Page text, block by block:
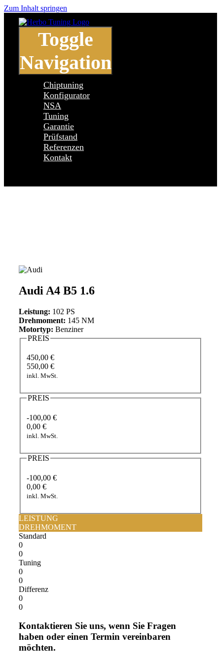
Zum Inhalt springen
Toggle
Navigation
Chiptuning
Konfigurator
NSA
Tuning
Garantie
Prüfstand
Referenzen
Kontakt
Audi A4 B5 1.6
Leistung: 102 PS
Drehmoment: 145 NM
Motortyp: Benziner
PREIS
450,00 €
550,00 €
inkl. MwSt.
PREIS
-100,00 €
0,00 €
inkl. MwSt.
PREIS
-100,00 €
0,00 €
inkl. MwSt.
LEISTUNG
DREHMOMENT
Standard
0
0
Tuning
0
0
Differenz
0
0
Kontaktieren Sie uns, wenn Sie Fragen
haben oder einen Termin vereinbaren
möchten.